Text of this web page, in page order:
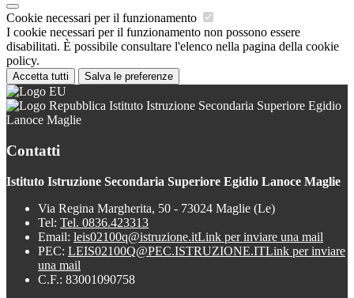
Cookie necessari per il funzionamento
I cookie necessari per il funzionamento non possono essere
disabilitati. È possibile consultare l'elenco nella pagina della cookie
policy.
Accetta tutti Salva le preferenze
Istituto Istruzione Secondaria Superiore Egidio
Lanoce Maglie
Contatti
Istituto Istruzione Secondaria Superiore Egidio Lanoce Maglie
Via Regina Margherita, 50 - 73024 Maglie (Le)
Tel: Tel. 0836.423313
Email: leis02100q@istruzione.itLink per inviare una mail
PEC: LEIS02100Q@PEC.ISTRUZIONE.ITLink per inviare
una mail
C.F.: 83001090758